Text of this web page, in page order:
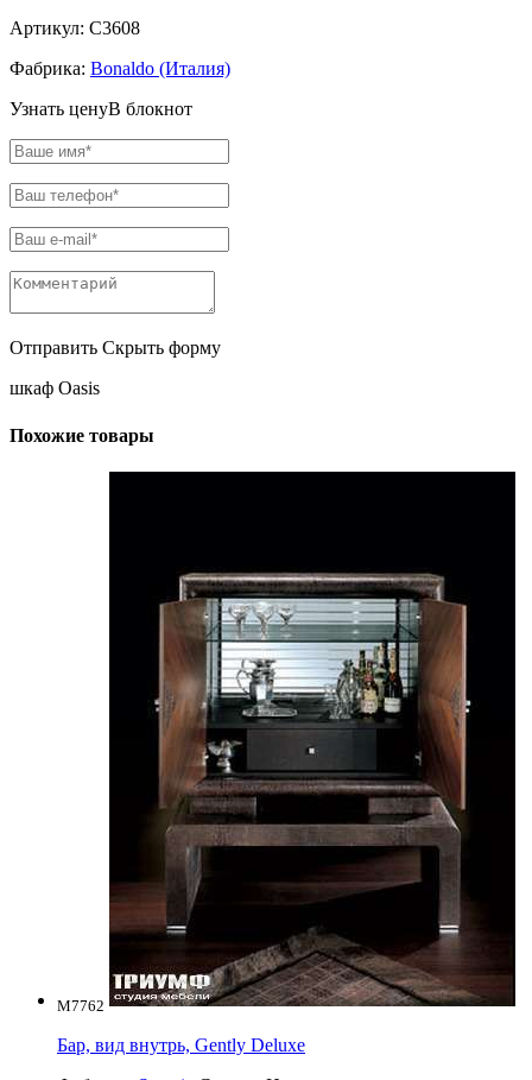
Артикул: C3608
Фабрика: Bonaldo (Италия)
Узнать ценуВ блокнот
Отправить Скрыть форму
шкаф Oasis
Похожие товары
M7762
Бар, вид внутрь, Gently Deluxe